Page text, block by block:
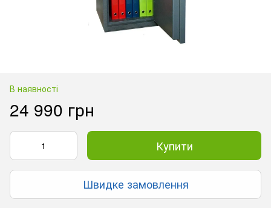
В наявності
24 990 грн
Купити
Швидке замовлення